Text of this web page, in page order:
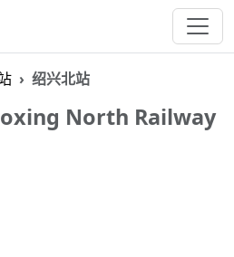
绍兴北站
North Railway